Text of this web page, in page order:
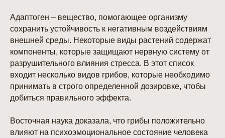
Адаптоген – вещество, помогающее организму
сохранить устойчивость к негативным воздействиям
внешней среды. Некоторые виды растений содержат
компоненты, которые защищают нервную систему от
разрушительного влияния стресса. В этот список
входит несколько видов грибов, которые необходимо
принимать в строго определенной дозировке, чтобы
добиться правильного эффекта.
Восточная наука доказала, что грибы положительно
влияют на психоэмоциональное состояние человека